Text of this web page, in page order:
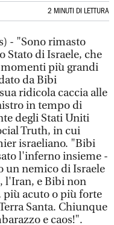
2 MINUTI DI LETTURA
- "Sono rimasto
Stato di Israele, che
più grandi
da Bibi
ridicola caccia alle
in tempo di
degli Stati Uniti
Truth, in cui
israeliano. "Bibi
l'inferno insieme -
un nemico di Israele
l'Iran, e Bibi non
più acuto o più forte
Santa. Chiunque
e caos!".